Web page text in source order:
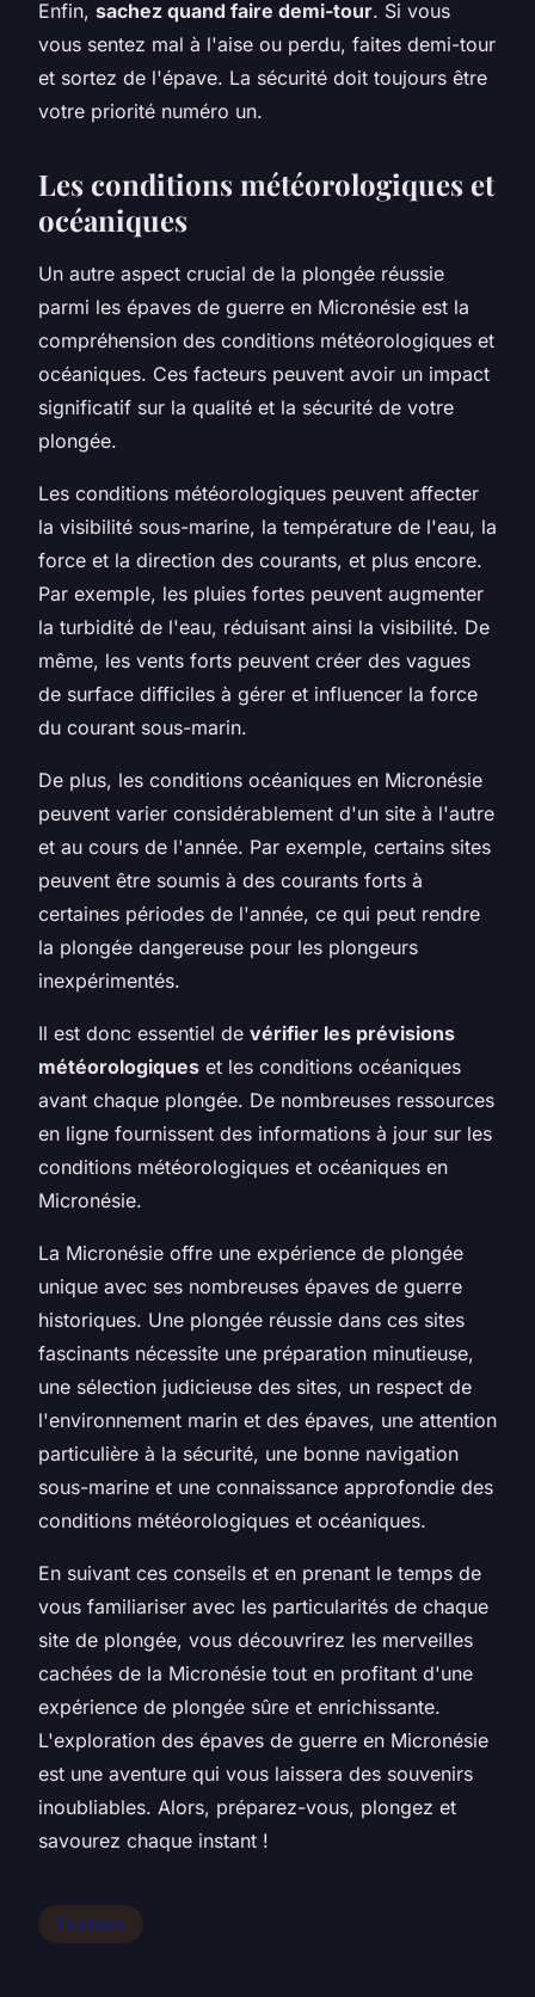
Enfin, sachez quand faire demi-tour. Si vous
vous sentez mal à l'aise ou perdu, faites demi-tour
et sortez de l'épave. La sécurité doit toujours être
votre priorité numéro un.
Les conditions météorologiques et
océaniques
Un autre aspect crucial de la plongée réussie
parmi les épaves de guerre en Micronésie est la
compréhension des conditions météorologiques et
océaniques. Ces facteurs peuvent avoir un impact
significatif sur la qualité et la sécurité de votre
plongée.
Les conditions météorologiques peuvent affecter
la visibilité sous-marine, la température de l'eau, la
force et la direction des courants, et plus encore.
Par exemple, les pluies fortes peuvent augmenter
la turbidité de l'eau, réduisant ainsi la visibilité. De
même, les vents forts peuvent créer des vagues
de surface difficiles à gérer et influencer la force
du courant sous-marin.
De plus, les conditions océaniques en Micronésie
peuvent varier considérablement d'un site à l'autre
et au cours de l'année. Par exemple, certains sites
peuvent être soumis à des courants forts à
certaines périodes de l'année, ce qui peut rendre
la plongée dangereuse pour les plongeurs
inexpérimentés.
Il est donc essentiel de vérifier les prévisions
météorologiques et les conditions océaniques
avant chaque plongée. De nombreuses ressources
en ligne fournissent des informations à jour sur les
conditions météorologiques et océaniques en
Micronésie.
La Micronésie offre une expérience de plongée
unique avec ses nombreuses épaves de guerre
historiques. Une plongée réussie dans ces sites
fascinants nécessite une préparation minutieuse,
une sélection judicieuse des sites, un respect de
l'environnement marin et des épaves, une attention
particulière à la sécurité, une bonne navigation
sous-marine et une connaissance approfondie des
conditions météorologiques et océaniques.
En suivant ces conseils et en prenant le temps de
vous familiariser avec les particularités de chaque
site de plongée, vous découvrirez les merveilles
cachées de la Micronésie tout en profitant d'une
expérience de plongée sûre et enrichissante.
L'exploration des épaves de guerre en Micronésie
est une aventure qui vous laissera des souvenirs
inoubliables. Alors, préparez-vous, plongez et
savourez chaque instant !
Tourisme